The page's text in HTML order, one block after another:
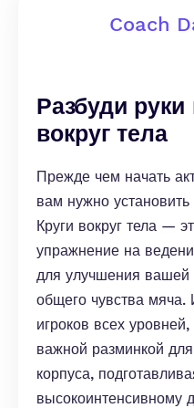
Coach
Разбуди
вокруг тела
Прежде чем начать
вам нужно установить
Круги вокруг тела —
упражнение на
для улучшения вашей
общего чувства мяча.
игроков всех
важной разминкой
корпуса,
высокоинтенсивному